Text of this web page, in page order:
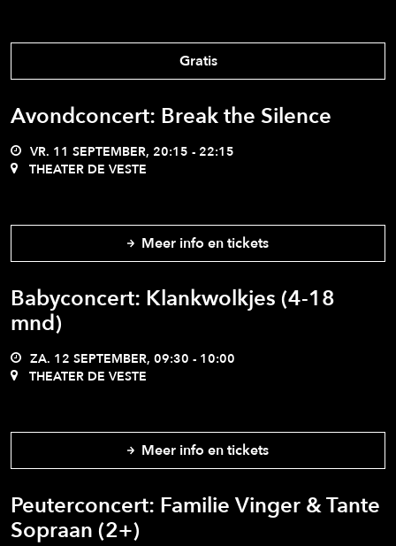
Gratis
Avondconcert: Break the Silence
VR. 11 SEPTEMBER, 20:15 - 22:15
THEATER DE VESTE
Meer info en tickets
Babyconcert: Klankwolkjes (4-18
mnd)
ZA. 12 SEPTEMBER, 09:30 - 10:00
THEATER DE VESTE
Meer info en tickets
Peuterconcert: Familie Vinger & Tante
Sopraan (2+)